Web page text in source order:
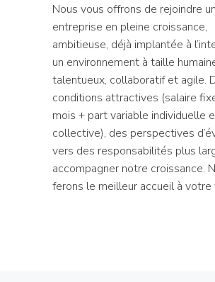
Nous vous offrons de rejoindre
entreprise en pleine croissance,
ambitieuse, déjà implantée à
un environnement à taille
talentueux, collaboratif et agile.
conditions attractives (salaire
mois + part variable individuelle
collective), des perspectives
vers des responsabilités plus
accompagner notre croissance.
ferons le meilleur accueil à votre